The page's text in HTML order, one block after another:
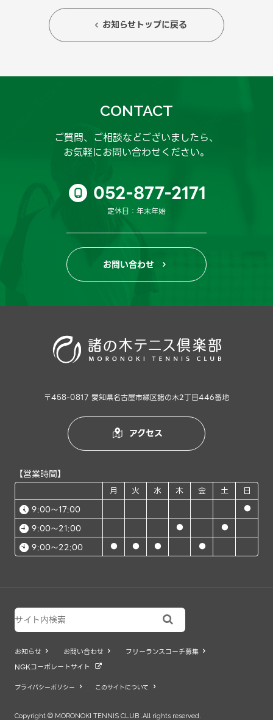
 お知らせトップに戻る
CONTACT
ご質問、ご相談などございましたら、
お気軽にお問い合わせください。
 052-877-2171
定休日：年末年始
お問い合わせ 
〒458-0817 愛知県名古屋市緑区諸の木2丁目446番地
 アクセス
【営業時間】
月 火 水 木 金 土
日
9:00～17:00
●
9:00～21:00 ● ●
9:00～22:00 ● ● ● ●

お知らせ  お問い合わせ  フリーランスコーチ募集 
NGKコーポレートサイト 
プライバシーポリシー  このサイトについて 
Copyright © MORONOKI TENNIS CLUB .All rights reserved.